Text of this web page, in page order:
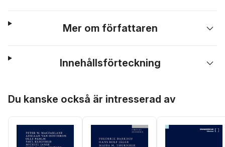
Mer om författaren
Innehållsförteckning
Du kanske också är intresserad av